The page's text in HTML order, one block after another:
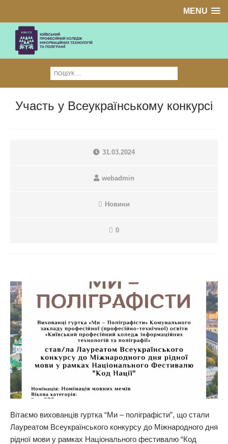
MENU
Участь у Всеукраїнському конкурсі
31.03.2024
webadmin
Новини
0
Вітаємо вихованців гуртка “Ми – поліграфісти”, що стали
Лауреатом Всеукраїнського конкурсу до Міжнародного дня
рідної мови у рамках Національного фестивалю “Код